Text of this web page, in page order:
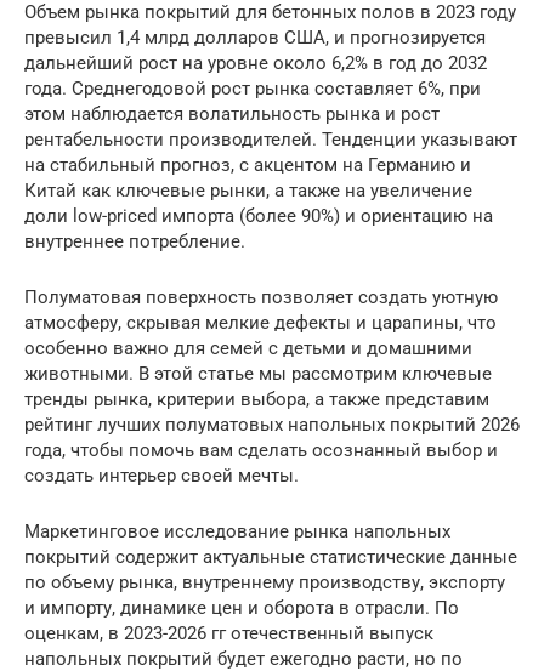
Объем рынка покрытий для бетонных полов в 2023 году
превысил 1,4 млрд долларов США, и прогнозируется
дальнейший рост на уровне около 6,2% в год до 2032
года. Среднегодовой рост рынка составляет 6%, при
этом наблюдается волатильность рынка и рост
рентабельности производителей. Тенденции указывают
на стабильный прогноз, с акцентом на Германию и
Китай как ключевые рынки, а также на увеличение
доли low-priced импорта (более 90%) и ориентацию на
внутреннее потребление.
Полуматовая поверхность позволяет создать уютную
атмосферу, скрывая мелкие дефекты и царапины, что
особенно важно для семей с детьми и домашними
животными. В этой статье мы рассмотрим ключевые
тренды рынка, критерии выбора, а также представим
рейтинг лучших полуматовых напольных покрытий 2026
года, чтобы помочь вам сделать осознанный выбор и
создать интерьер своей мечты.
Маркетинговое исследование рынка напольных
покрытий содержит актуальные статистические данные
по объему рынка, внутреннему производству, экспорту
и импорту, динамике цен и оборота в отрасли. По
оценкам, в 2023-2026 гг отечественный выпуск
напольных покрытий будет ежегодно расти, но по